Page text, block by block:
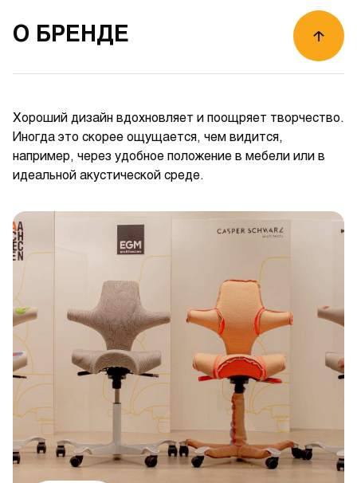
О БРЕНДЕ
Хороший дизайн вдохновляет и поощряет творчество.
Иногда это скорее ощущается, чем видится,
например, через удобное положение в мебели или в
идеальной акустической среде.